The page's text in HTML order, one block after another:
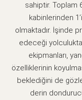
sahiptir. Toplam
kabinlerinden
olmaktadır. İşinde
edeceği yolculukta
ekipmanları,
özelliklerinin
beklediğini de
derin